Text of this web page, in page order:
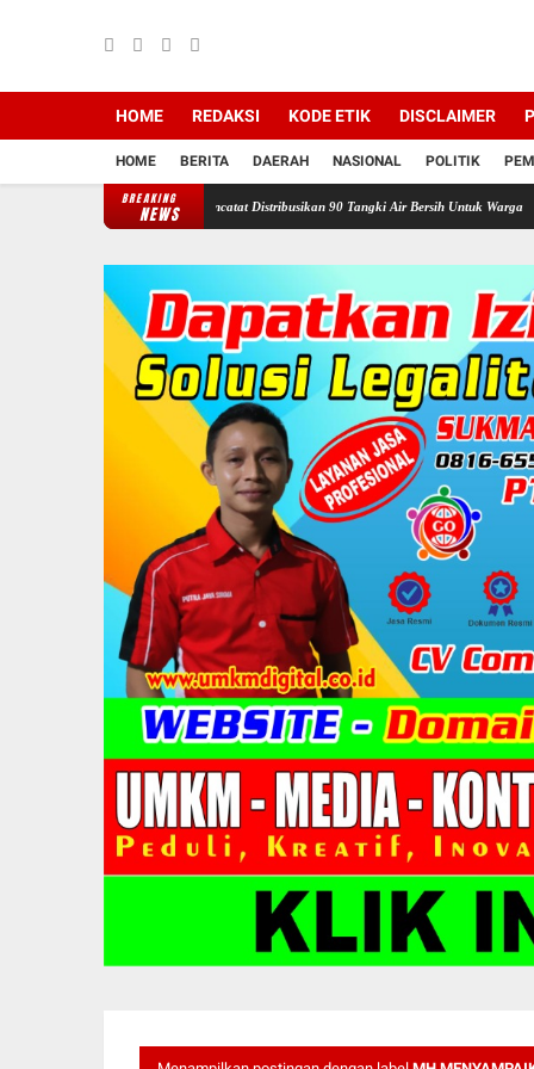
HOME REDAKSI KODE ETIK DISCLAIMER
HOME BERITA DAERAH NASIONAL POLITIK
BREAKING
NEWS
Ganefo Tangen Mencatat Distribusikan 90 Tangki Air Bersih Untuk Warga Sukacita di